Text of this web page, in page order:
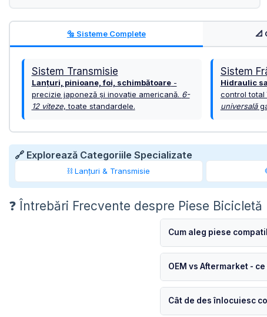
APARATORI NOROI
POMPE
SONERIE
DIVERSE
Accesorii Remorca
Roti ajutatoare
Scaune pentru Copii
Transport si Depozitare
ROTI SPATE
FRANE V-BRAKE
SET ROTI
SUSPENSII SPATE
BUTUCI ROATA
SCHIMBATOR PINIOANE
SCHIMBATOR FOI
🔩 Sisteme Complete 📐
Sistem Transmisie
Lanțuri, pinioane, foi, schimbătoare-
precizie japoneză și inovație americană. 6-
12 viteze, toate standardele.
Sistem
Hidraulic
control total
universală
🔗 Explorează Categoriile Specializate
⛓️ Lanțuri & Transmisie
❓ Întrebări Frecvente despre Piese Bicicletă
Cum aleg piese
OEM vs Aftermarket - ce
Cât de des înlocuiesc